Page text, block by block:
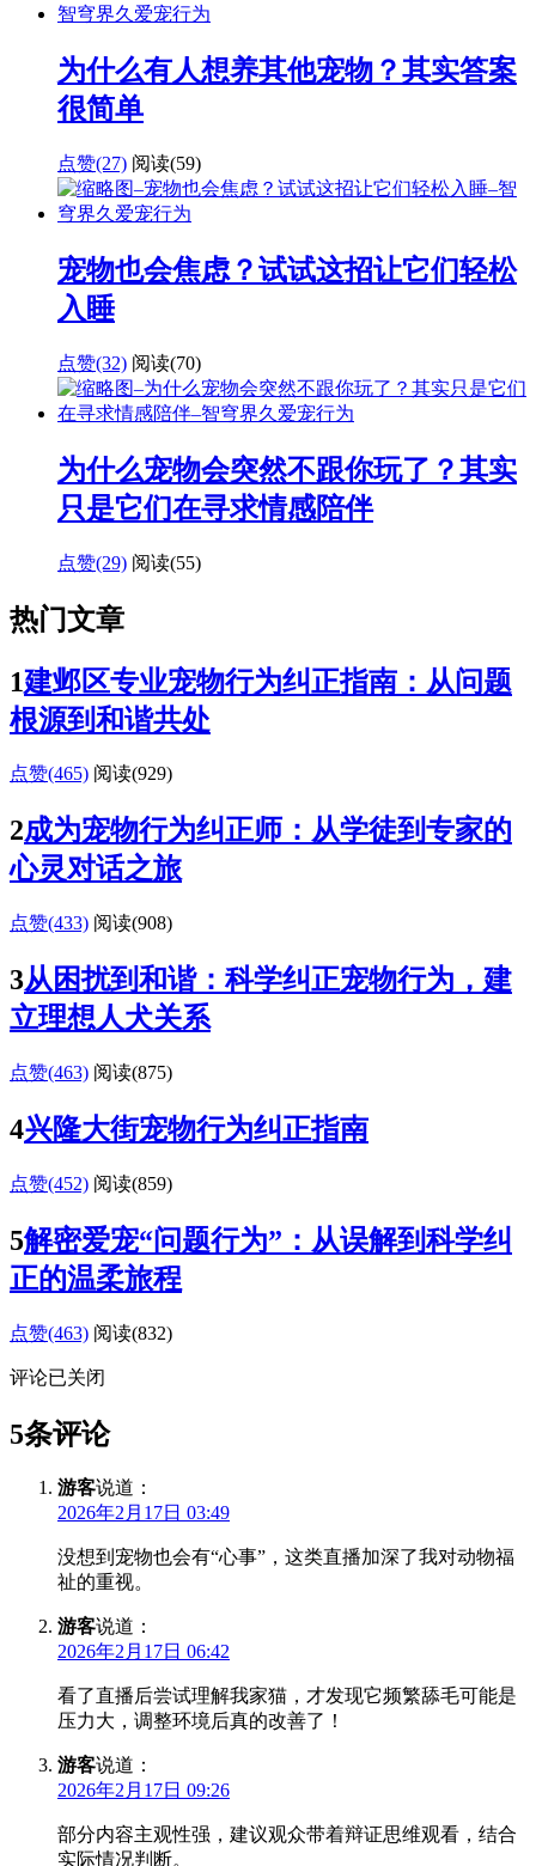
为什么有人想养其他宠物？其实答案
很简单
点赞(27) 阅读(59)
宠物也会焦虑？试试这招让它们轻松
入睡
点赞(32) 阅读(70)
为什么宠物会突然不跟你玩了？其实
只是它们在寻求情感陪伴
点赞(29) 阅读(55)
热门文章
1建邺区专业宠物行为纠正指南：从问题
根源到和谐共处
点赞(465) 阅读(929)
2成为宠物行为纠正师：从学徒到专家的
心灵对话之旅
点赞(433) 阅读(908)
3从困扰到和谐：科学纠正宠物行为，建
立理想人犬关系
点赞(463) 阅读(875)
4兴隆大街宠物行为纠正指南
点赞(452) 阅读(859)
5解密爱宠“问题行为”：从误解到科学纠
正的温柔旅程
点赞(463) 阅读(832)
评论已关闭
5条评论
游客说道：
2026年2月17日 03:49
没想到宠物也会有“心事”，这类直播加深了我对动物福
祉的重视。
游客说道：
2026年2月17日 06:42
看了直播后尝试理解我家猫，才发现它频繁舔毛可能是
压力大，调整环境后真的改善了！
游客说道：
2026年2月17日 09:26
部分内容主观性强，建议观众带着辩证思维观看，结合
实际情况判断。